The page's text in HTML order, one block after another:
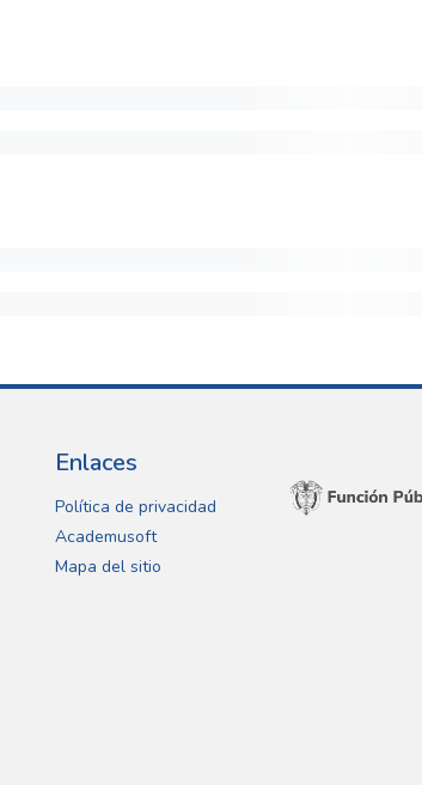
Enlaces
Política de privacidad
Academusoft
Mapa del sitio